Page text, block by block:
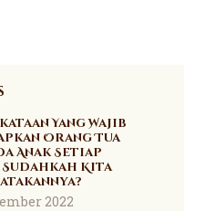
Yang Wajib
Orang Tua
Anak Setiap
Kita
2022